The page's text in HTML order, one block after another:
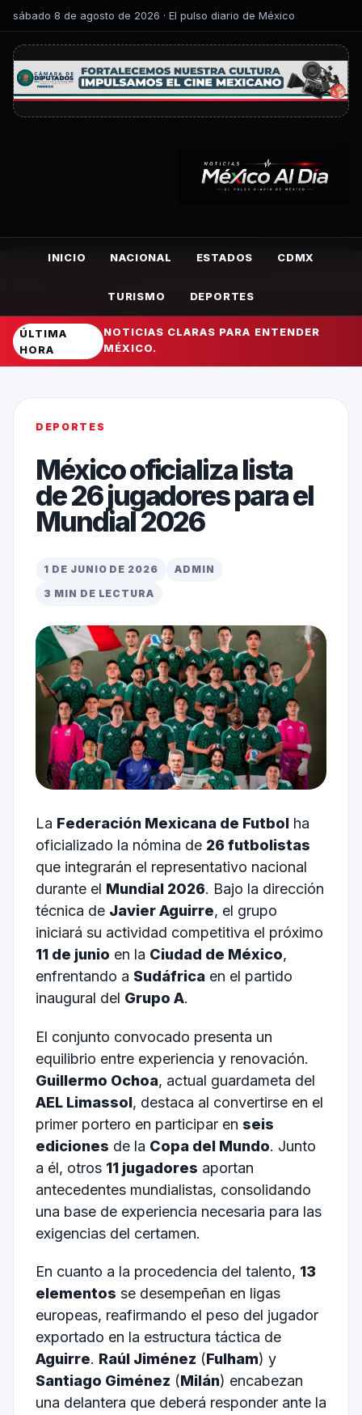
sábado 8 de agosto de 2026 · El pulso diario de México
INICIO NACIONAL ESTADOS CDMX
TURISMO DEPORTES
ÚLTIMA
HORA
NOTICIAS CLARAS PARA ENTENDER
MÉXICO.
DEPORTES
México oficializa lista
de 26 jugadores para el
Mundial 2026
1 DE JUNIO DE 2026
ADMIN
3 MIN DE LECTURA
La Federación Mexicana de Futbolha
oficializado la nómina de 26 futbolistas
que integrarán el representativo nacional
durante el Mundial 2026. Bajo la dirección
técnica de Javier Aguirre, el grupo
iniciará su actividad competitiva el próximo
11 de junio en la Ciudad de México,
enfrentando a Sudáfricaen el partido
inaugural del Grupo A.
El conjunto convocado presenta un
equilibrio entre experiencia y renovación.
Guillermo Ochoa, actual guardameta del
AEL Limassol, destaca al convertirse en el
primer portero en participar en seis
ediciones de la Copa del Mundo. Junto
a él, otros 11 jugadores aportan
antecedentes mundialistas, consolidando
una base de experiencia necesaria para las
exigencias del certamen.
En cuanto a la procedencia del talento, 13
elementos se desempeñan en ligas
europeas, reafirmando el peso del jugador
exportado en la estructura táctica de
Aguirre. Raúl Jiménez (Fulham) y
Santiago Giménez (Milán) encabezan
una delantera que deberá responder ante la